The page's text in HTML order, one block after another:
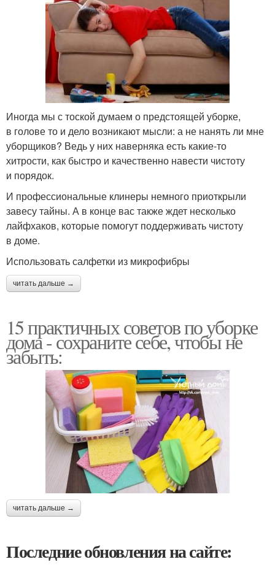
Иногда мы с тоской думаем о предстоящей уборке,
в голове то и дело возникают мысли: а не нанять ли мне
уборщиков? Ведь у них наверняка есть какие-то
хитрости, как быстро и качественно навести чистоту
и порядок.
И профессиональные клинеры немного приоткрыли
завесу тайны. А в конце вас также ждет несколько
лайфхаков, которые помогут поддерживать чистоту
в доме.
Использовать салфетки из микрофибры
читать дальше →
15 практичных советов по уборке
дома - сохраните себе, чтобы не
забыть:
читать дальше →
Последние обновления на сайте: